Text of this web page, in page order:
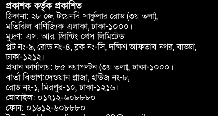
প্রকাশক কর্তৃক প্রকাশিত
ঠিকানা: ২৮ জে, টয়েনবি সার্কুলার রোড (৩য় তলা),
মতিঝিল বাণিজ্যিক এলাকা, ঢাকা-১০০০।
মুদ্রণ: এস. আর. প্রিন্টিং প্রেস লিমিটেড
প্লট নং-৯, রোড নং-৪, ব্লক নং-সি, দক্ষিণ আফতাব নগর, বাড্ডা,
ঢাকা-১২১২।
প্রধান কার্যালয়: ৮৫ নয়াপল্টন (৩য় তলা), ঢাকা-১০০০।
বার্তা বিভাগ:দেওয়ান প্লাজা, হাউজ নং-৮,
রোড নং-১, মিরপুর-১০, ঢাকা-১২১৬।
মোবাইল: ০১৭১২-৬০৮৮৮০
ফোন: ০১৬১২-৬০৮৮৮০